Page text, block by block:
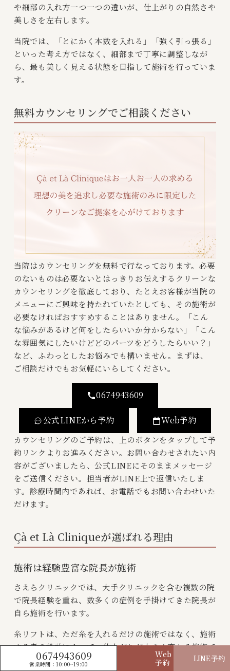
や細部の入れ方一つ一つの違いが、仕上がりの自然さや
美しさを左右します。
当院では、「とにかく本数を入れる」「強く引っ張る」
といった考え方ではなく、細部まで丁寧に調整しなが
ら、最も美しく見える状態を目指して施術を行っていま
す。
無料カウンセリングでご相談ください
当院はカウンセリングを無料で行なっております。必要
のないものは必要ないとはっきりお伝えするクリーンな
カウンセリングを徹底しており、たとえお客様が当院の
メニューにご興味を持たれていたとしても、その施術が
必要なければおすすめすることはありません。「こん
な悩みがあるけど何をしたらいいか分からない」「こん
な雰囲気にしたいけどどのパーツをどうしたらいい？」
など、ふわっとしたお悩みでも構いません。まずは、
ご相談だけでもお気軽にいらしてください。
0674943609
公式LINEから予約 Web予約
カウンセリングのご予約は、上のボタンをタップして予
約リンクよりお進みください。お問い合わせされたい内
容がございましたら、公式LINEにそのままメッセージ
をご送信ください。担当者がLINE上で返信いたしま
す。診療時間内であれば、お電話でもお問い合わせいた
だけます。
Çà et Là Cliniqueが選ばれる理由
施術は経験豊富な院長が施術
さえらクリニックでは、大手クリニックを含む複数の院
で院長経験を重ね、数多くの症例を手掛けてきた院長が
自ら施術を行います。
糸リフトは、ただ糸を入れるだけの施術ではなく、施術
する者の設計によって、仕上がりが大きく変わる施術で
0674943609
営業時間：10:00~19:00
Web
予約
LINE予約